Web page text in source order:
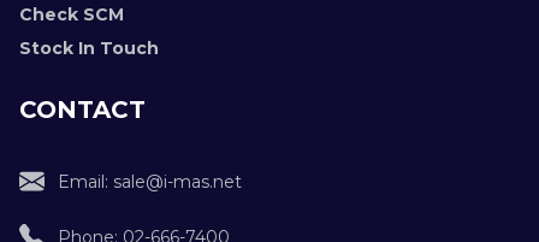
Check SCM
Stock In Touch
CONTACT
Email: sale@i-mas.net
Phone: 02-666-7400